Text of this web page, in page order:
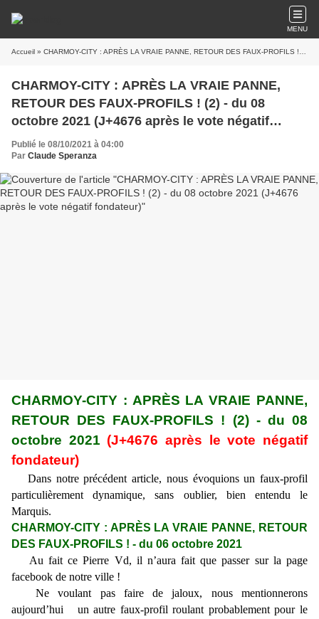
MENU
Accueil » CHARMOY-CITY : APRÈS LA VRAIE PANNE, RETOUR DES FAUX-PROFILS ! (2) - du 08 octobre 2021 (J+4676 après le vote négatif fondateur)
CHARMOY-CITY : APRÈS LA VRAIE PANNE,
RETOUR DES FAUX-PROFILS ! (2) - du 08
octobre 2021 (J+4676 après le vote négatif
fondateur)
Publié le 08/10/2021 à 04:00
Par Claude Speranza
CHARMOY-CITY : APRÈS LA VRAIE PANNE,
RETOUR DES FAUX-PROFILS ! (2) - du 08
octobre 2021 (J+4676 après le vote négatif
fondateur)
Dans notre précédent article, nous évoquions un faux-profil
particulièrement dynamique, sans oublier, bien entendu le
Marquis.
CHARMOY-CITY : APRÈS LA VRAIE PANNE, RETOUR
DES FAUX-PROFILS ! - du 06 octobre 2021
Au fait ce Pierre Vd, il n’aura fait que passer sur la page
facebook de notre ville !
Ne voulant pas faire de jaloux, nous mentionnerons
aujourd’hui un autre faux-profil roulant probablement pour le